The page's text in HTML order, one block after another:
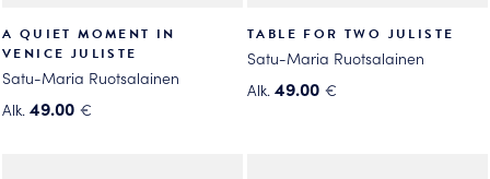
A QUIET MOMENT IN
VENICE JULISTE
Satu-Maria Ruotsalainen
Alk. 49.00 €
TABLE FOR TWO JULISTE
Satu-Maria Ruotsalainen
Alk. 49.00 €